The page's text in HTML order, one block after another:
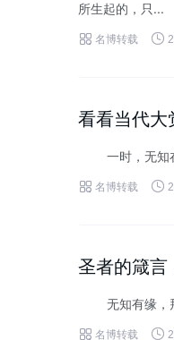
所生起的，只...
 名博转载 
看看当代大
一时，无知在
 名博转载 
圣者的箴言
无知有缘，拜
 名博转载 